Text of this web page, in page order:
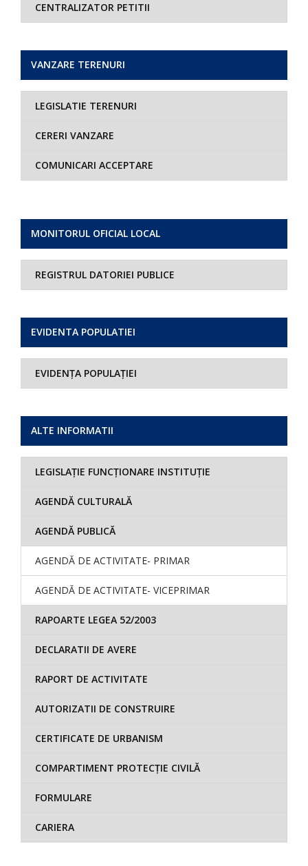
MONITORUL OFICIAL LOCAL
REGISTRUL DATORIEI PUBLICE
EVIDENTA POPULATIEI
EVIDENȚA POPULAȚIEI
ALTE INFORMATII
LEGISLAȚIE FUNCȚIONARE INSTITUȚIE
AGENDĂ CULTURALĂ
AGENDĂ PUBLICĂ
AGENDĂ DE ACTIVITATE- PRIMAR
AGENDĂ DE ACTIVITATE- VICEPRIMAR
RAPOARTE LEGEA 52/2003
DECLARATII DE AVERE
RAPORT DE ACTIVITATE
AUTORIZATII DE CONSTRUIRE
CERTIFICATE DE URBANISM
COMPARTIMENT PROTECȚIE CIVILĂ
FORMULARE
CARIERA
CENTRALIZATOR PETITII
VANZARE TERENURI
LEGISLATIE TERENURI
CERERI VANZARE
COMUNICARI ACCEPTARE